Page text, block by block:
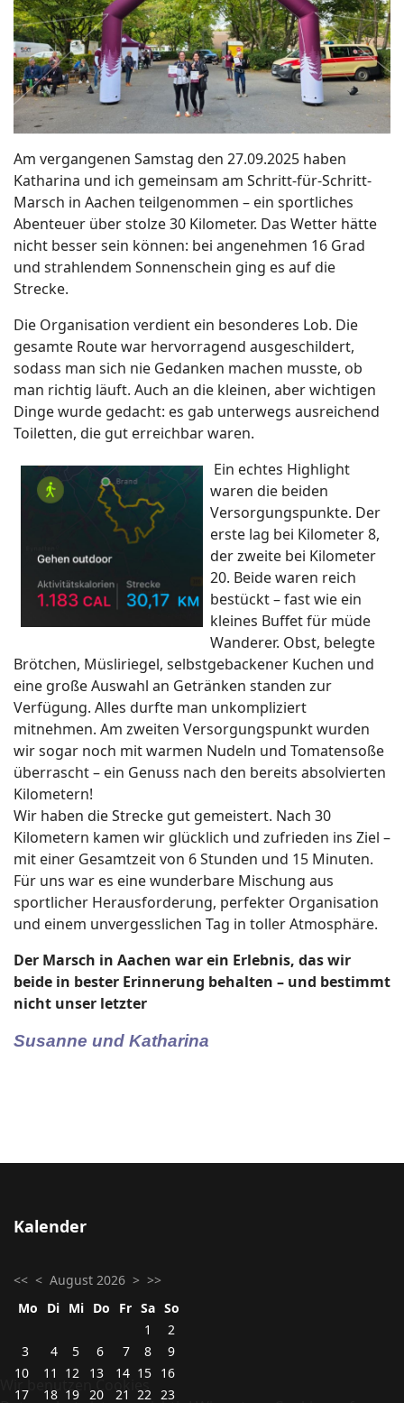
Am vergangenen Samstag den 27.09.2025 haben
Katharina und ich gemeinsam am Schritt-für-Schritt-
Marsch in Aachen teilgenommen – ein sportliches
Abenteuer über stolze 30 Kilometer. Das Wetter hätte
nicht besser sein können: bei angenehmen 16 Grad
und strahlendem Sonnenschein ging es auf die
Strecke.
Die Organisation verdient ein besonderes Lob. Die
gesamte Route war hervorragend ausgeschildert,
sodass man sich nie Gedanken machen musste, ob
man richtig läuft. Auch an die kleinen, aber wichtigen
Dinge wurde gedacht: es gab unterwegs ausreichend
Toiletten, die gut erreichbar waren.
Ein echtes Highlight
waren die beiden
Versorgungspunkte. Der
erste lag bei Kilometer 8,
der zweite bei Kilometer
20. Beide waren reich
bestückt – fast wie ein
kleines Buffet für müde
Wanderer. Obst, belegte
Brötchen, Müsliriegel, selbstgebackener Kuchen und
eine große Auswahl an Getränken standen zur
Verfügung. Alles durfte man unkompliziert
mitnehmen. Am zweiten Versorgungspunkt wurden
wir sogar noch mit warmen Nudeln und Tomatensoße
überrascht – ein Genuss nach den bereits absolvierten
Kilometern!
Wir haben die Strecke gut gemeistert. Nach 30
Kilometern kamen wir glücklich und zufrieden ins Ziel –
mit einer Gesamtzeit von 6 Stunden und 15 Minuten.
Für uns war es eine wunderbare Mischung aus
sportlicher Herausforderung, perfekter Organisation
und einem unvergesslichen Tag in toller Atmosphäre.
Der Marsch in Aachen war ein Erlebnis, das wir
beide in bester Erinnerung behalten – und bestimmt
nicht unser letzter
Susanne und Katharina
Kalender
<< < August 2026 > >>
Mo
Di Mi Do Fr Sa So
1
2
3
4 5 6 7 8
9
10
11 12 13 14 15 16
17
18 19 20 21 22 23